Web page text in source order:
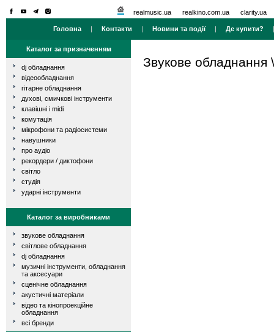
realmusic.ua realkino.com.ua clarity.ua
Головна | Контакти | Новини та події| Де купити?
Каталог за призначенням
dj обладнання
відеообладнання
гітарне обладнання
духові, смичкові інструменти
клавішні і midi
комутація
мікрофони та радіосистеми
навушники
про аудіо
рекордери / диктофони
світло
студія
ударні інструменти
Каталог за виробниками
звукове обладнання
світлове обладнання
dj обладнання
музичні інструменти, обладнання
та аксесуари
сценічне обладнання
акустичні матеріали
відео та кінопроекційне
обладнання
всі бренди
Звукове обладнання